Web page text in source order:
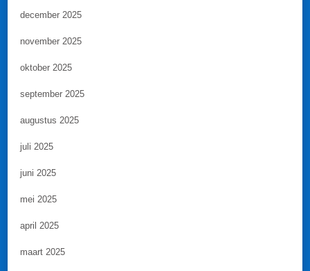
december 2025
november 2025
oktober 2025
september 2025
augustus 2025
juli 2025
juni 2025
mei 2025
april 2025
maart 2025